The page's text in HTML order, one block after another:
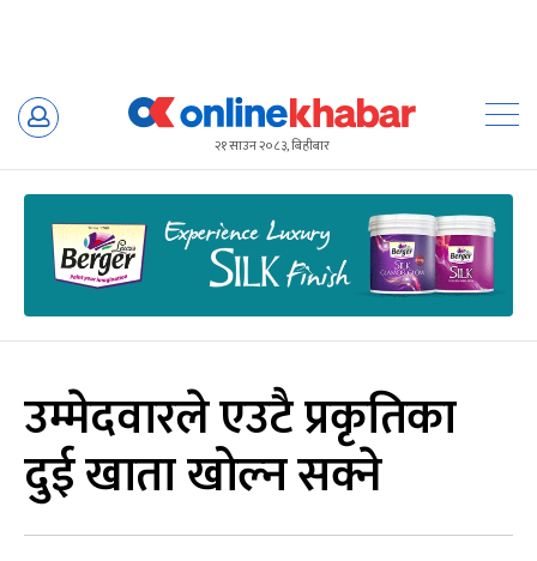
Skip
२१ साउन २०८३, बिहीबार
उम्मेदवारले एउटै प्रकृतिका
दुई खाता खोल्न सक्ने